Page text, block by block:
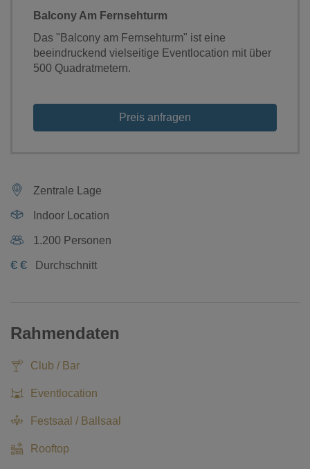
Balcony Am Fernsehturm
Das "Balcony am Fernsehturm" ist eine
beeindruckend vielseitige Eventlocation mit über
500 Quadratmetern.
Preis anfragen
Zentrale Lage
Indoor Location
1.200 Personen
€ € Durchschnitt
Rahmendaten
Club / Bar
Eventlocation
Festsaal / Ballsaal
Rooftop